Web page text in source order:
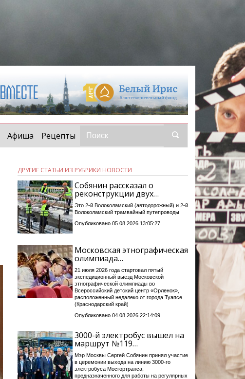
Афиша Рецепты
ДРУГИЕ СТАТЬИ ИЗ РУБРИКИ НОВОСТИ
Собянин рассказал о
реконструкции двух…
Это 2-й Волоколамский (автодорожный) и 2-й
Волоколамский трамвайный путепроводы
Опубликовано 05.08.2026 13:05:27
Московская этнографическая
олимпиада…
21 июля 2026 года стартовал пятый
экспедиционный выезд Московской
этнографической олимпиады во
Всероссийский детский центр «Орленок»,
расположенный недалеко от города Туапсе
(Краснодарский край)
Опубликовано 04.08.2026 22:14:09
3000-й электробус вышел на
маршрут №119…
Мэр Москвы Сергей Собянин принял участие
в церемонии выхода на линию 3000-го
электробуса Мосгортранса,
предназначенного для работы на регулярных